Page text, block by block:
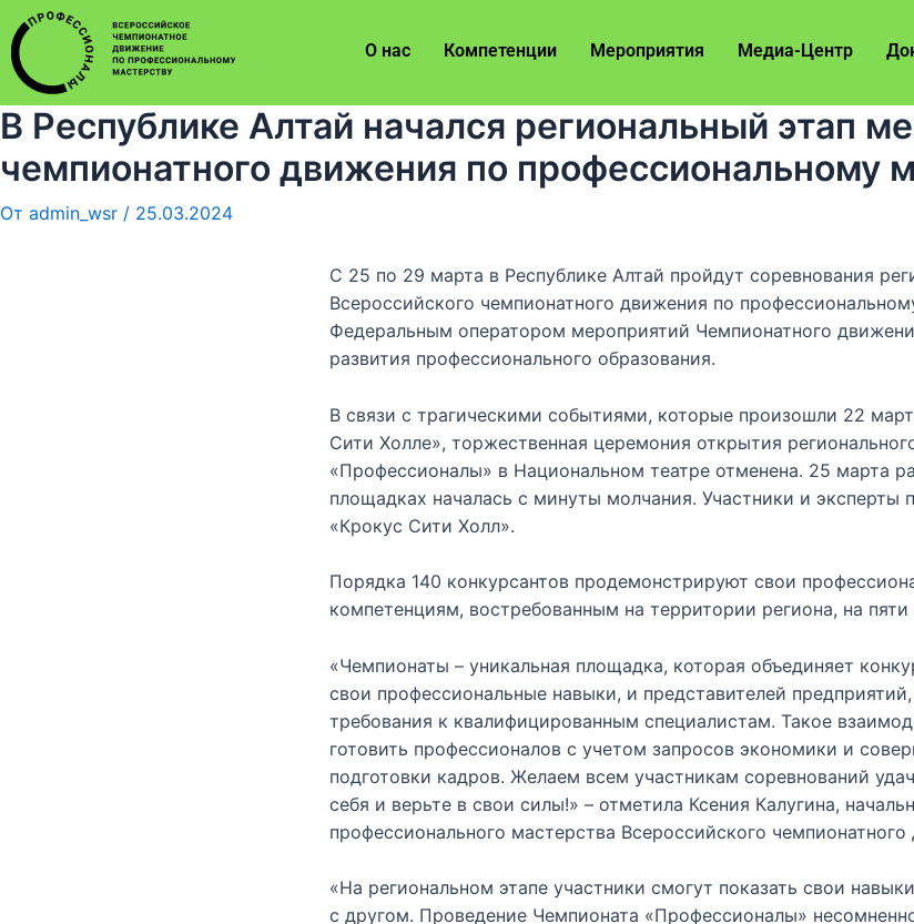
О нас Компетенции Мероприятия Медиа-Центр
В Республике Алтай начался региональный этап
чемпионатного движения по профессиональному
От admin_wsr / 25.03.2024
С 25 по 29 марта в Республике Алтай пройдут соревнования
Всероссийского чемпионатного движения по
Федеральным оператором мероприятий Чемпионатного
развития профессионального образования.
В связи с трагическими событиями, которые произошли 22
Сити Холле», торжественная церемония открытия
«Профессионалы» в Национальном театре отменена. 25 марта
площадках началась с минуты молчания. Участники и эксперты
«Крокус Сити Холл».
Порядка 140 конкурсантов продемонстрируют свои
компетенциям, востребованным на территории региона, на
«Чемпионаты – уникальная площадка, которая объединяет
свои профессиональные навыки, и представителей
требования к квалифицированным специалистам. Такое
готовить профессионалов с учетом запросов экономики и
подготовки кадров. Желаем всем участникам соревнований
себя и верьте в свои силы!» – отметила Ксения Калугина,
профессионального мастерства Всероссийского
«На региональном этапе участники смогут показать свои
с другом. Проведение Чемпионата «Профессионалы»